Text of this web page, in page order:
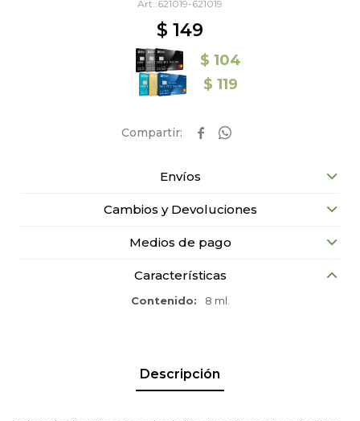
621019-621019
$ 149
$ 104
$ 119
 
Envíos
Cambios y Devoluciones
Medios de pago
Características
Contenido 8 ml.
Descripción